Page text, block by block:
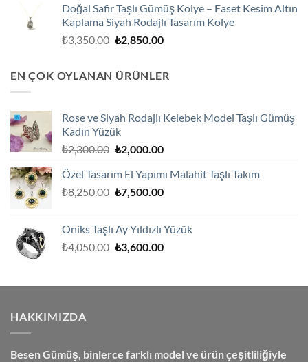
₺3,250.00.fiyat:
₺2,750.00.
Doğal Safir Taşlı Gümüş Kolye – Faset Kesim Altın
Kaplama Siyah Rodajlı Tasarım Kolye
₺3,350.00 Orijinal
₺3,350.00.
₺2,850.00Şu
₺2,850.00.
EN ÇOK OYLANAN ÜRÜNLER
Rose ve Siyah Rodajlı Kelebek Model Taşlı Gümüş
Kadın Yüzük
₺2,300.00 Orijinal
₺2,300.00.
₺2,000.00Şu
fiyat:
₺2,000.00.
Özel Tasarım El Yapımı Malahit Taşlı Takım
₺8,250.00 Orijinal
₺7,500.00Şu
₺7,500.00.
Oniks Taşlı Ay Yıldızlı Yüzük
₺4,050.00 Orijinal
₺3,600.00Şu
₺3,600.00.
HAKKIMIZDA
Besen Gümüş, binlerce farklı model ve ürün çeşitliliğiyle